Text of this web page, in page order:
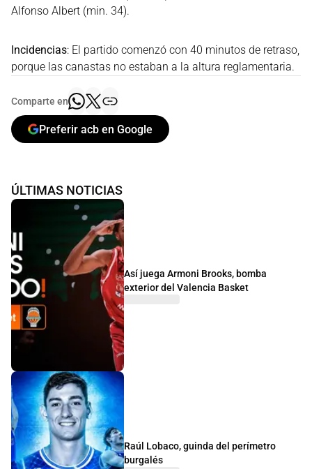
Alfonso Albert (min. 34).
Incidencias: El partido comenzó con 40 minutos de retraso,
porque las canastas no estaban a la altura reglamentaria.
Comparte en
Preferir acb en Google
ÚLTIMAS NOTICIAS
Así juega Armoni Brooks, bomba
exterior del Valencia Basket
Raúl Lobaco, guinda del perímetro
burgalés